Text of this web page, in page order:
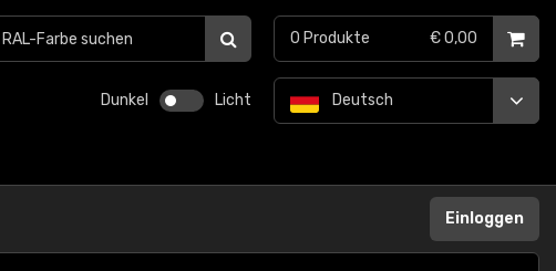
Dunkel Licht Deutsch
0 Produkte € 0,00
Einloggen